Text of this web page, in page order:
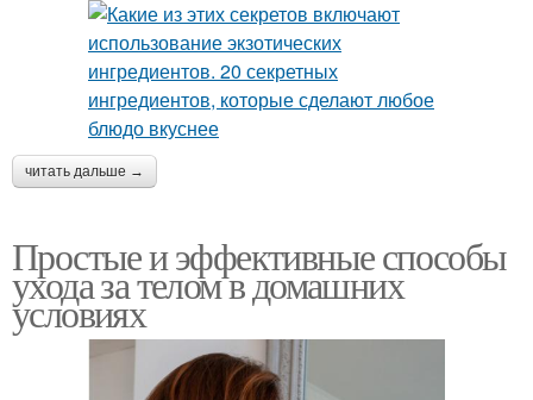
читать дальше →
Простые и эффективные способы
ухода за телом в домашних
условиях